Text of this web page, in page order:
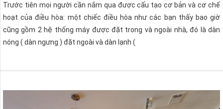
Trước tiên mọi người cần nắm qua được cấu tạo cơ bản và cơ chế
hoạt của điều hòa: một chiếc điều hòa như các bạn thấy bao giờ
cũng gồm 2 hệ thống máy được đặt trong và ngoài nhà, đó là dàn
nóng ( dàn ngưng ) đặt ngoài và dàn lạnh (